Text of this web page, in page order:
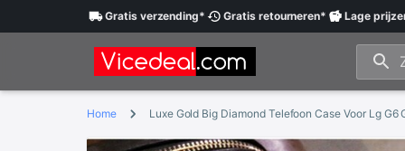
Gratisverzending* Gratisretourneren* Lage
Home